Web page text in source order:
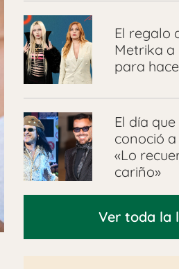
El regalo
Metrika a
para
El día
conoció
«Lo
cariño»
Ver toda la